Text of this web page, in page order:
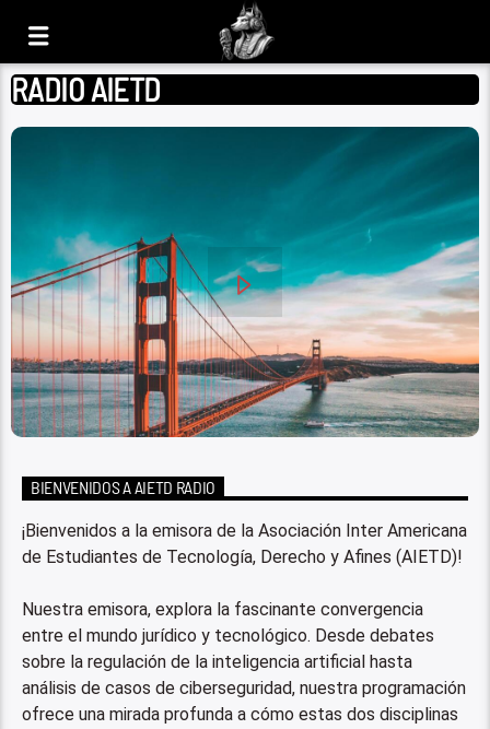
RADIO AIETD
BIENVENIDOS A AIETD RADIO
¡Bienvenidos a la emisora de la Asociación Inter Americana
de Estudiantes de Tecnología, Derecho y Afines (AIETD)!
Nuestra emisora, explora la fascinante convergencia
entre el mundo jurídico y tecnológico. Desde debates
sobre la regulación de la inteligencia artificial hasta
análisis de casos de ciberseguridad, nuestra programación
ofrece una mirada profunda a cómo estas dos disciplinas